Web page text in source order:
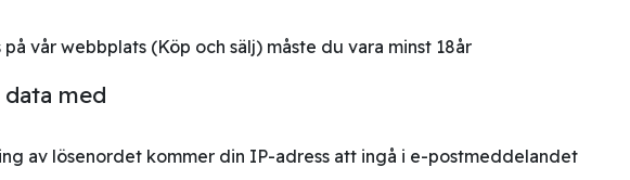
på vår webbplats (Köp och sälj) måste du vara minst 18år
med
av lösenordet kommer din IP-adress att ingå i e-postmeddelandet